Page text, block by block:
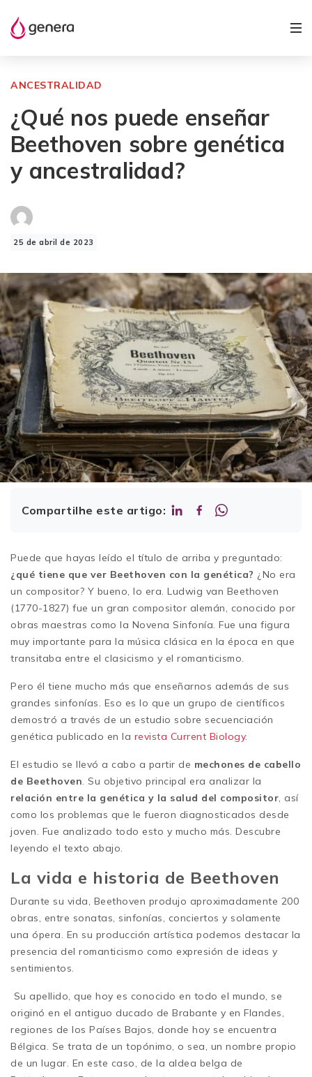
ANCESTRALIDAD
¿Qué nos puede enseñar
Beethoven sobre genética
y ancestralidad?
25 de abril de 2023
Compartilhe este artigo:
Puede que hayas leído el título de arriba y preguntado:
¿qué tiene que ver Beethoven con la genética? ¿No era
un compositor? Y bueno, lo era. Ludwig van Beethoven
(1770-1827) fue un gran compositor alemán, conocido por
obras maestras como la Novena Sinfonía. Fue una figura
muy importante para la música clásica en la época en que
transitaba entre el clasicismo y el romanticismo.
Pero él tiene mucho más que enseñarnos además de sus
grandes sinfonías. Eso es lo que un grupo de científicos
demostró a través de un estudio sobre secuenciación
genética publicado en la revista Current Biology.
El estudio se llevó a cabo a partir de mechones de cabello
de Beethoven. Su objetivo principal era analizar la
relación entre la genética y la salud del compositor, así
como los problemas que le fueron diagnosticados desde
joven. Fue analizado todo esto y mucho más. Descubre
leyendo el texto abajo.
La vida e historia de Beethoven
Durante su vida, Beethoven produjo aproximadamente 200
obras, entre sonatas, sinfonías, conciertos y solamente
una ópera. En su producción artística podemos destacar la
presencia del romanticismo como expresión de ideas y
sentimientos.
Su apellido, que hoy es conocido en todo el mundo, se
originó en el antiguo ducado de Brabante y en Flandes,
regiones de los Países Bajos, donde hoy se encuentra
Bélgica. Se trata de un topónimo, o sea, un nombre propio
de un lugar. En este caso, de la aldea belga de